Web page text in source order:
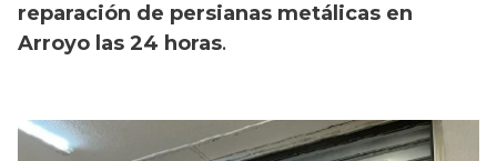
reparación de persianas metálicas en
Arroyo las 24 horas.